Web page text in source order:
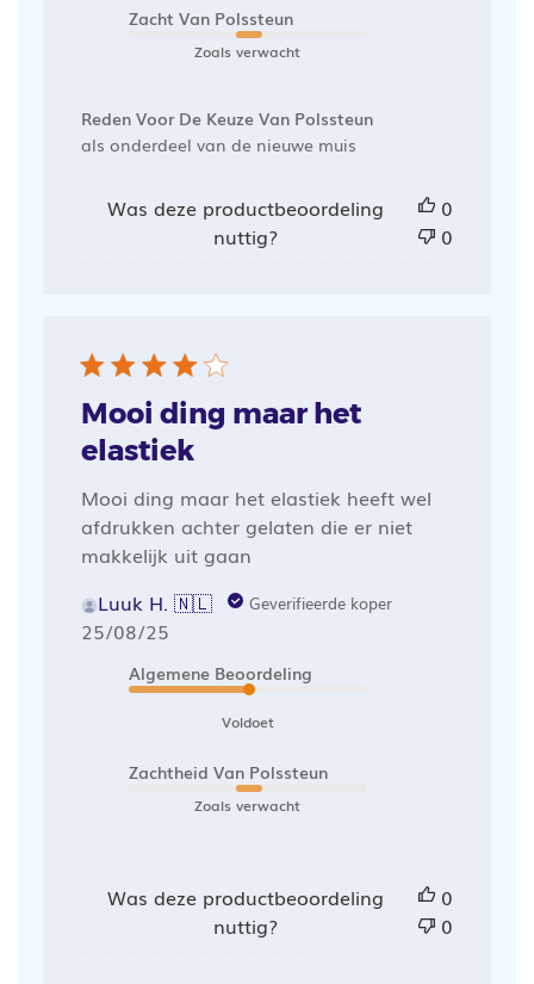
Zacht Van Polssteun
Zoals verwacht
Reden Voor De Keuze Van Polssteun
als onderdeel van de nieuwe muis
Was deze productbeoordeling
nuttig?
0
0
Mooi ding maar het
elastiek
Mooi ding maar het elastiek heeft wel
afdrukken achter gelaten die er niet
makkelijk uit gaan
Luuk H. 🇳🇱
Geverifieerde koper
Publicatiedatum
25/08/25
Algemene Beoordeling
Voldoet
Zachtheid Van Polssteun
Zoals verwacht
Was deze productbeoordeling
nuttig?
0
0